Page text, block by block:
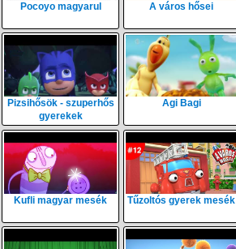
Pocoyo magyarul A város hősei
Pizsihősök - szuperhős
gyerekek
Agi Bagi
Kufli magyar mesék Tűzoltós gyerek mesék